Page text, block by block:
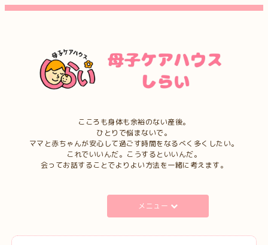
こころも身体も余裕のない産後。
ひとりで悩まないで。
ママと赤ちゃんが安心して過ごす時間をなるべく多くしたい。
これでいいんだ。こうするといいんだ。
会ってお話することでよりよい方法を一緒に考えます。
メニュー